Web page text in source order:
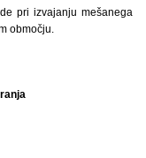
pri izvajanju mešanega
območju.